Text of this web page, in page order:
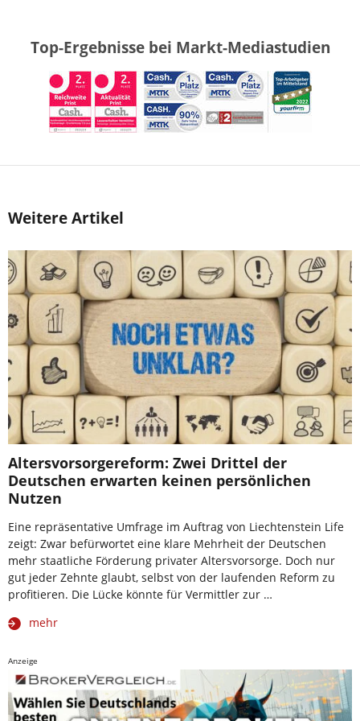
Top-Ergebnisse bei Markt-Mediastudien
Weitere Artikel
Altersvorsorgereform: Zwei Drittel der
Deutschen erwarten keinen persönlichen
Nutzen
Eine repräsentative Umfrage im Auftrag von Liechtenstein Life
zeigt: Zwar befürwortet eine klare Mehrheit der Deutschen
mehr staatliche Förderung privater Altersvorsorge. Doch nur
gut jeder Zehnte glaubt, selbst von der laufenden Reform zu
profitieren. Die Lücke könnte für Vermittler zur …
mehr
Anzeige